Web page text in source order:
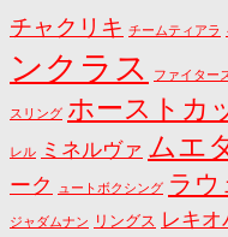
チャクリキ チームティアラ
ンクラス
ファイター
スリング ホーストカ
レル ミネルヴァ ムエ
ーク
ュートボクシング ラウ
ジャダムナン リングス レキ